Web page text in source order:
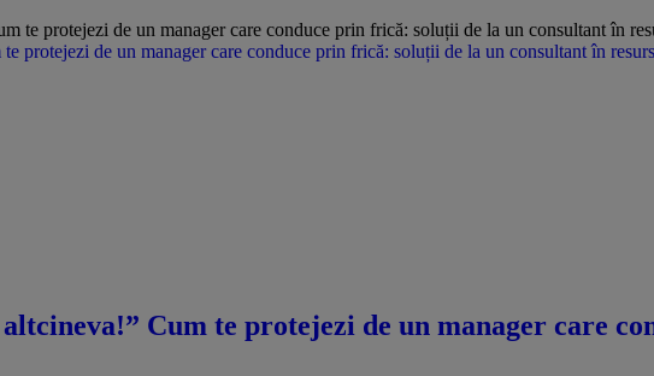
protejezi de un manager care conduce prin frică: soluții de la un consultant în
Cum te protejezi de un manager care